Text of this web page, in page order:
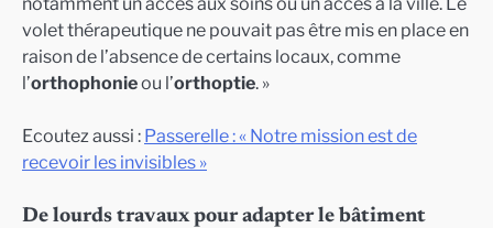
volet thérapeutique ne pouvait pas être mis en place en
raison de l’absence de certains locaux, comme
l’orthophonieou l’orthoptie. »
Ecoutez aussi : Passerelle : « Notre mission est de
recevoir les invisibles »
De lourds travaux pour adapter le bâtiment